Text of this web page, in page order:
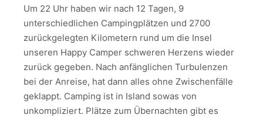
Um 22 Uhr haben wir nach 12 Tagen, 9
unterschiedlichen Campingplätzen und 2700
zurückgelegten Kilometern rund um die Insel
unseren Happy Camper schweren Herzens wieder
zurück gegeben. Nach anfänglichen Turbulenzen
bei der Anreise, hat dann alles ohne Zwischenfälle
geklappt. Camping ist in Island sowas von
unkompliziert. Plätze zum Übernachten gibt es